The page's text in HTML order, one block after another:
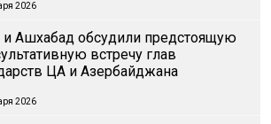
2026
и Ашхабад обсудили предстоящую
встречу глав
ЦА и Азербайджана
2026